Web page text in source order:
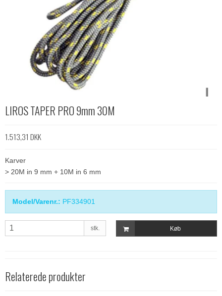
LIROS TAPER PRO 9mm 30M
1.513,31 DKK
Karver
> 20M in 9 mm + 10M in 6 mm
Model/Varenr.: PF334901
stk. Køb
Relaterede produkter